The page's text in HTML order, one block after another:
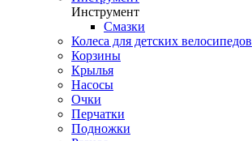
Инструмент
Смазки
Колеса для детских велосипедов
Корзины
Крылья
Насосы
Очки
Перчатки
Подножки